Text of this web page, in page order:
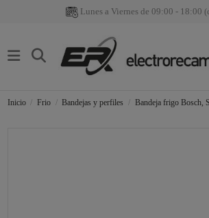
Lunes a Viernes de 09:00 - 18:00
Inicio Frio Bandejas y perfiles Bandeja frigo Bosch,